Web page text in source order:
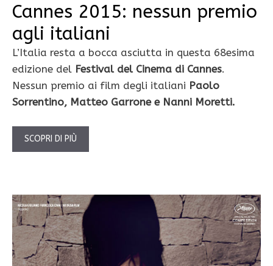
Cannes 2015: nessun premio
agli italiani
L’Italia resta a bocca asciutta in questa 68esima
edizione del Festival del Cinema di Cannes.
Nessun premio ai film degli italiani Paolo
Sorrentino, Matteo Garrone e Nanni Moretti.
SCOPRI DI PIÙ